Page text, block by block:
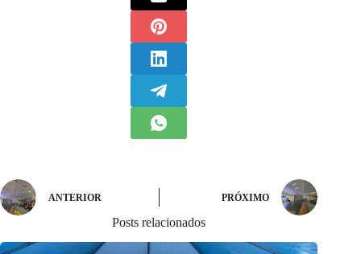
ANTERIOR PRÓXIMO
Posts relacionados